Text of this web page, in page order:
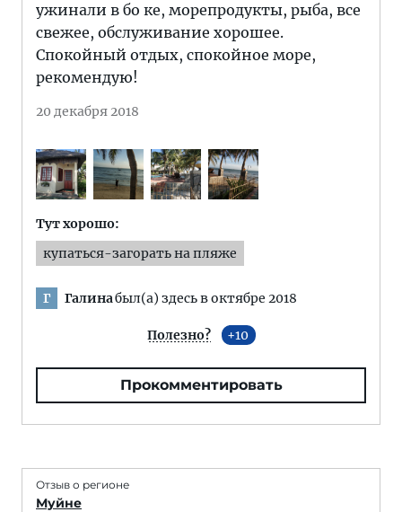
ужинали в бо ке, морепродукты, рыба, все
свежее, обслуживание хорошее.
Спокойный отдых, спокойное море,
рекомендую!
20 декабря 2018
Тут хорошо:
купаться-загорать на пляже
Г Галинабыл(а) здесь в октябре 2018
Полезно? 10
Прокомментировать
Отзыв о регионе
Муйне